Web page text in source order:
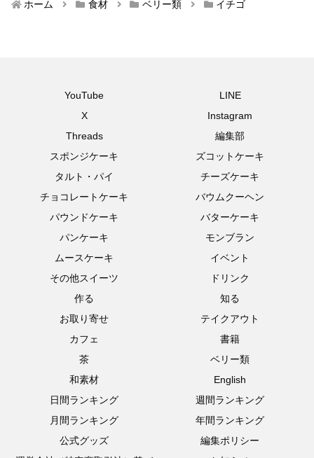
ホーム 食材 ベリー類 イチゴ
YouTube
LINE
X
Instagram
Threads
編集部
スポンジケーキ
ズコットケーキ
タルト・パイ
チーズケーキ
チョコレートケーキ
バウムクーヘン
パウンドケーキ
バターケーキ
パンケーキ
モンブラン
ムースケーキ
イベント
その他スイーツ
ドリンク
作る
知る
お取り寄せ
テイクアウト
カフェ
書籍
茶
ベリー類
和素材
English
日間ランキング
週間ランキング
月間ランキング
年間ランキング
公式グッズ
編集ポリシー